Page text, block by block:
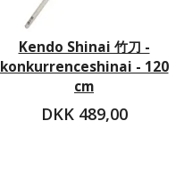
Kendo Shinai 竹刀 -
konkurrenceshinai - 120
cm
DKK 489,00